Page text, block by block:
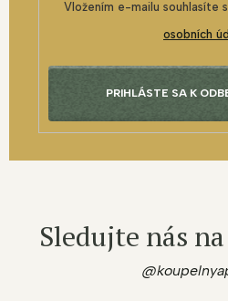
Vložením e-mailu souhlasíte s
osobních
PRIHLÁSTE SA K
Sledujte nás